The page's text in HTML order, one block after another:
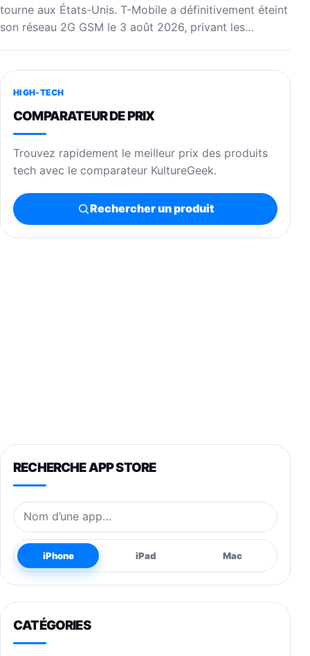
tourne aux États-Unis. T-Mobile a définitivement éteint
son réseau 2G GSM le 3 août 2026, privant les…
HIGH-TECH
COMPARATEUR DE PRIX
Trouvez rapidement le meilleur prix des produits
tech avec le comparateur KultureGeek.
Rechercher un produit
RECHERCHE APP STORE
Nom de l’application
iPhone iPad Mac
CATÉGORIES